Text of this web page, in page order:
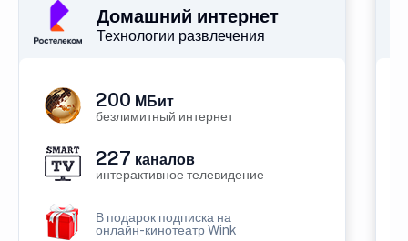
Домашний интернет
Технологии развлечения
200 МБит
безлимитный интернет
227 каналов
интерактивное телевидение
В подарок подписка на
онлайн-кинотеатр Wink